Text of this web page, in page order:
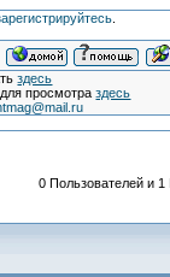
.
здесь
просмотраздесь
0 Пользователей и 1